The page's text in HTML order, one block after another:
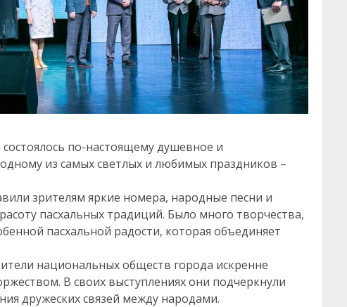
по-настоящему душевное и
из самых светлых и любимых праздников –
зрителям яркие номера, народные песни и
пасхальных традиций. Было много творчества,
пасхальной радости, которая объединяет
национальных обществ города искренне
В своих выступлениях они подчеркнули
дружеских связей между народами.